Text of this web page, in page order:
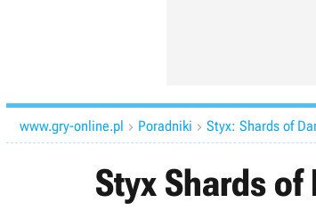
www.gry-online.pl  Poradniki  Styx: Shards of
Styx Shards